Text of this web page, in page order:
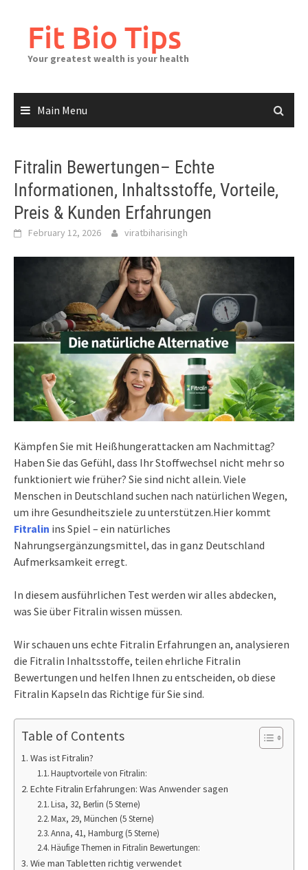
contentFit Bio Tips
Your greatest wealth is your health
Main Menu
Fitralin Bewertungen– Echte
Informationen, Inhaltsstoffe, Vorteile,
Preis & Kunden Erfahrungen
February 12, 2026 viratbiharisingh
Kämpfen Sie mit Heißhungerattacken am Nachmittag?
Haben Sie das Gefühl, dass Ihr Stoffwechsel nicht mehr so
funktioniert wie früher? Sie sind nicht allein. Viele
Menschen in Deutschland suchen nach natürlichen Wegen,
um ihre Gesundheitsziele zu unterstützen.Hier kommt
Fitralin ins Spiel – ein natürliches
Nahrungsergänzungsmittel, das in ganz Deutschland
Aufmerksamkeit erregt.
In diesem ausführlichen Test werden wir alles abdecken,
was Sie über Fitralin wissen müssen.
Wir schauen uns echte Fitralin Erfahrungen an, analysieren
die Fitralin Inhaltsstoffe, teilen ehrliche Fitralin
Bewertungen und helfen Ihnen zu entscheiden, ob diese
Fitralin Kapseln das Richtige für Sie sind.
Table of Contents
Was ist Fitralin?
Hauptvorteile von Fitralin:
Echte Fitralin Erfahrungen: Was Anwender sagen
Lisa, 32, Berlin (5 Sterne)
Max, 29, München (5 Sterne)
Anna, 41, Hamburg (5 Sterne)
Häufige Themen in Fitralin Bewertungen:
Wie man Tabletten richtig verwendet